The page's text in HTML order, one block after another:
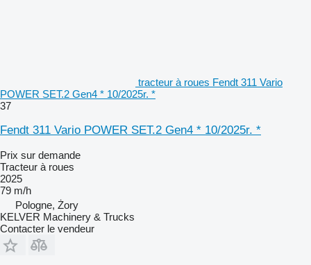
tracteur à roues Fendt 311 Vario
POWER SET.2 Gen4 * 10/2025r. *
37
Fendt 311 Vario POWER SET.2 Gen4 * 10/2025r. *
Prix sur demande
Tracteur à roues
2025
79 m/h
Pologne, Żory
KELVER Machinery & Trucks
Contacter le vendeur